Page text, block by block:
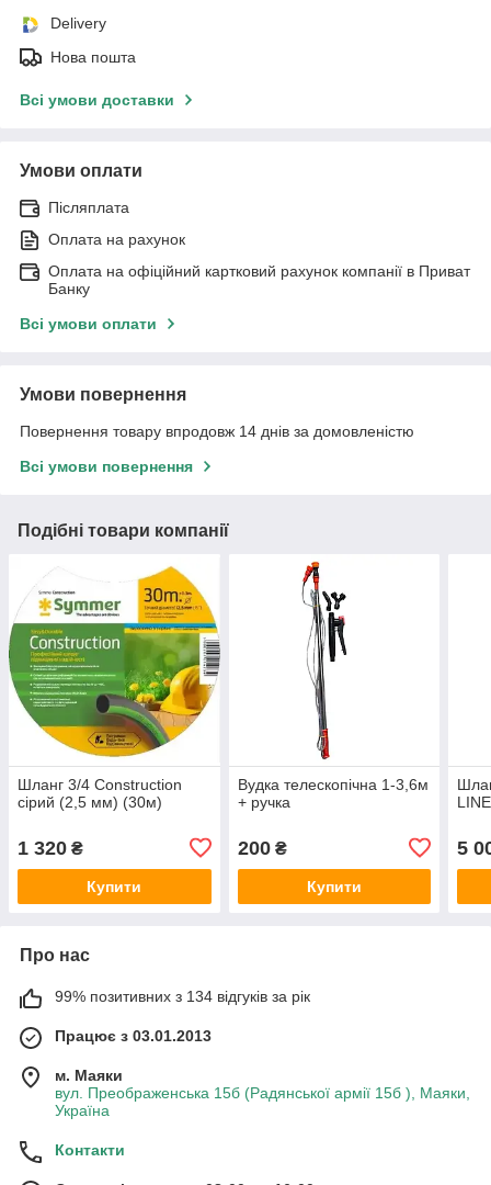
Delivery
Нова пошта
Всі умови доставки
Умови оплати
Післяплата
Оплата на рахунок
Оплата на офіційний картковий рахунок компанії в Приват
Банку
Всі умови оплати
Умови повернення
Повернення товару впродовж 14 днів за домовленістю
Всі умови повернення
Подібні товари компанії
Шланг 3/4 Construction
сірий (2,5 мм) (30м)
1 320 ₴
Купити
Вудка телескопічна 1-3,6м
+ ручка
200₴
Купити
5
Про нас
99% позитивних з 134 відгуків за рік
Працює з 03.01.2013
м. Маяки
вул. Преображенська 15б (Радянської армії 15б ), Маяки,
Україна
Контакти